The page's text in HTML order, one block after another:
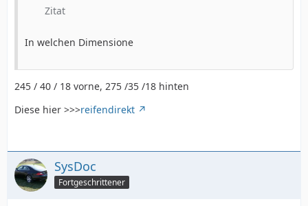
Zitat
In welchen Dimensione
245 / 40 / 18 vorne, 275 /35 /18 hinten
Diese hier >>>reifendirekt
SysDoc
Fortgeschrittener